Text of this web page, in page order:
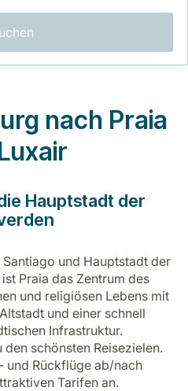
nach Praia
Hauptstadt der
und Hauptstadt der
Praia das Zentrum des
und religiösen Lebens mit
und einer schnell
Infrastruktur.
schönsten Reisezielen.
und Rückflüge ab/nach
Tarifen an.